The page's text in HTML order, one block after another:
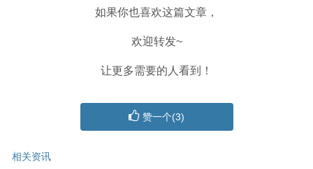
如果你也喜欢这篇文章，
欢迎转发~
让更多需要的人看到！
赞一个(3)
相关资讯